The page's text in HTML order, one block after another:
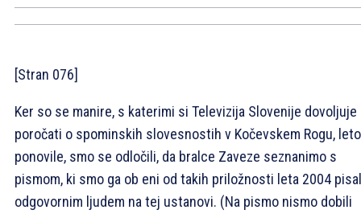
[Stran 076]
Ker so se manire, s katerimi si Televizija Slovenije dovoljuje
poročati o spominskih slovesnostih v Kočevskem Rogu,
ponovile, smo se odločili, da bralce Zaveze seznanimo s
pismom, ki smo ga ob eni od takih priložnosti leta 2004
odgovornim ljudem na tej ustanovi. (Na pismo nismo dobili